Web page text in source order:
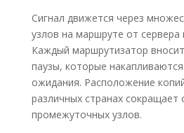
Сигнал движется через
узлов на маршруте от сервера
Каждый маршрутизатор
паузы, которые
ожидания. Расположение
различных странах сокращает
промежуточных узлов.